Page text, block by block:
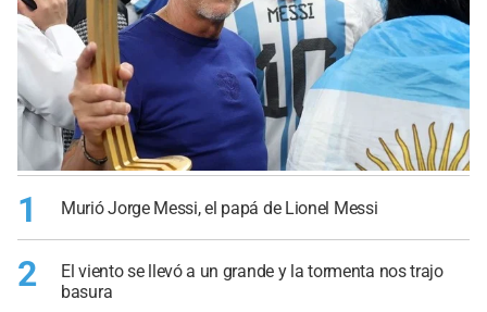
1 Murió Jorge Messi, el papá de Lionel Messi
2
El viento se llevó a un grande y la tormenta nos trajo
basura